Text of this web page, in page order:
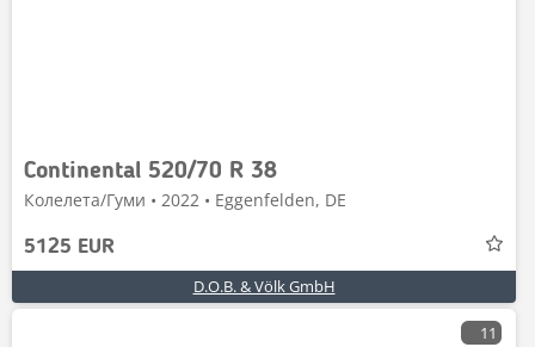
Continental 520/70 R 38
Колелета/Гуми • 2022 • Eggenfelden, DE
5125 EUR
D.O.B. & Völk GmbH
11